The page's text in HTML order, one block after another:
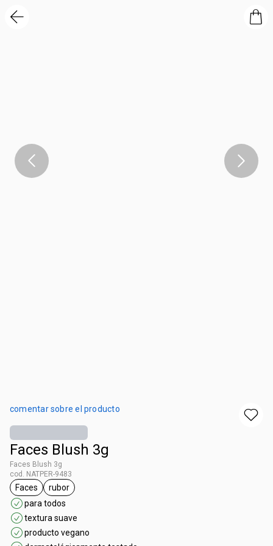
comentar sobre el producto
Faces Blush 3g
Faces Blush 3g
cod. NATPER-9483
etiqueta Faces
Faces
etiqueta rubor
rubor
para todos
textura suave
producto vegano